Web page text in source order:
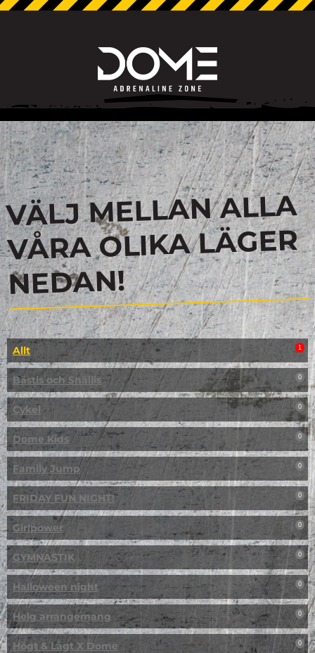
VÄLJ MELLAN ALLA
VÅRA OLIKA LÄGER
NEDAN!
Allt 1
Bästis och Snällis 0
Cykel 0
Dome Kids 0
Family Jump 0
FRIDAY FUN NIGHT! 0
Girlpower 0
GYMNASTIK 0
Halloween night 0
Helg arrangemang 0
Högt & Lågt X Dome 0